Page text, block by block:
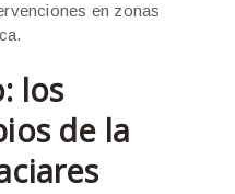
en zonas
los
de la